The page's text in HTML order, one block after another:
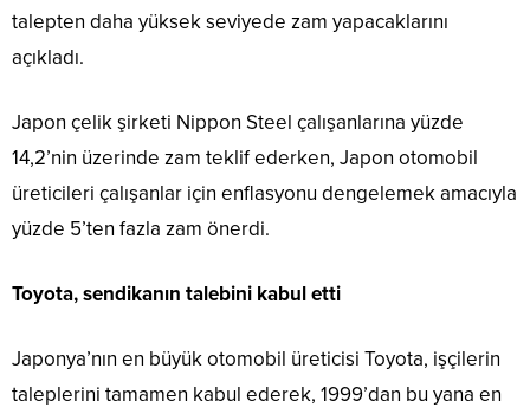
talepten daha yüksek seviyede zam yapacaklarını
açıkladı.
Japon çelik şirketi Nippon Steel çalışanlarına yüzde
14,2’nin üzerinde zam teklif ederken, Japon otomobil
üreticileri çalışanlar için enflasyonu dengelemek amacıyla
yüzde 5’ten fazla zam önerdi.
Toyota, sendikanın talebini kabul etti
Japonya’nın en büyük otomobil üreticisi Toyota, işçilerin
taleplerini tamamen kabul ederek, 1999’dan bu yana en